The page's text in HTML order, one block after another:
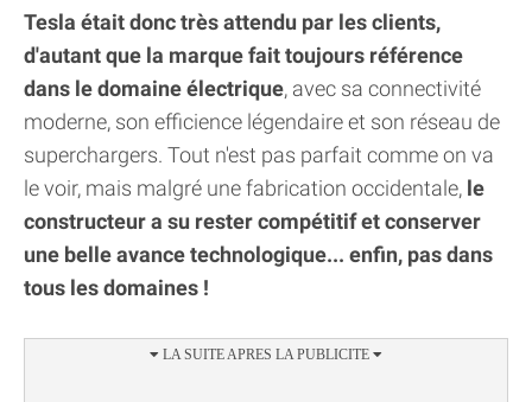
Tesla était donc très attendu par les clients,
d'autant que la marque fait toujours référence
dans le domaine électrique, avec sa connectivité
moderne, son efficience légendaire et son réseau de
superchargers. Tout n'est pas parfait comme on va
le voir, mais malgré une fabrication occidentale, le
constructeur a su rester compétitif et conserver
une belle avance technologique... enfin, pas dans
tous les domaines !